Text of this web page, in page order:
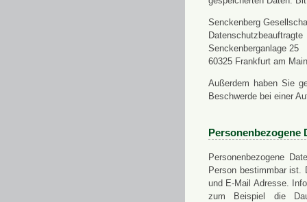
Senckenberg
Datenschutzbeauftragte
Senckenberganlage 25
60325 Frankfurt am Main
Außerdem haben Sie
Beschwerde bei einer
Personenbezogene
Personenbezogene
Person bestimmbar ist.
und E-Mail Adresse.
zum Beispiel die